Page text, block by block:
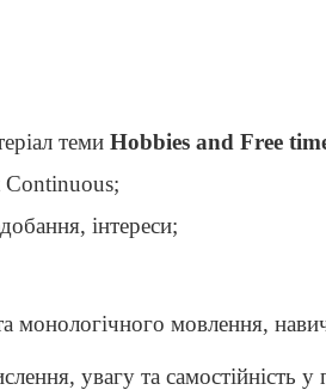
теми Hobbies and Free
Continuous;
інтереси;
монологічного мовлення,
увагу та самостійність у